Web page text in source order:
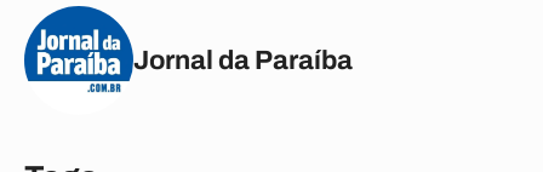
Jornal da Paraíba